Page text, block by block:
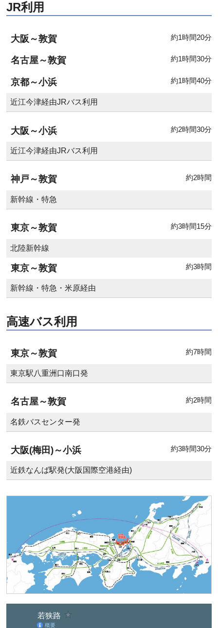
JR利用
大阪～敦賀 約1時間20分
名古屋～敦賀 約1時間30分
京都～小浜 約1時間40分
近江今津経由JRバス利用
大阪～小浜 約2時間30分
近江今津経由JRバス利用
神戸～敦賀 約2時間
新幹線・特急
東京～敦賀 約3時間15分
北陸新幹線
東京～敦賀 約3時間
新幹線・特急・米原経由
高速バス利用
東京～敦賀 約7時間
東京駅八重洲口南口発
名古屋～敦賀 約2時間
名鉄バスセンター発
大阪(梅田)～小浜 約3時間30分
近鉄なんば駅発(大阪国際空港経由)